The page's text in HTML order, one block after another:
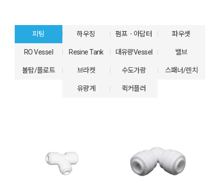
피팅 하우징 펌프ㆍ아답터 파우셋
RO Vessel Resine Tank 대유량Vessel 밸브
볼탑/플로트 브라켓 수도가랑 스패너/렌치
유량계 퀵커플러